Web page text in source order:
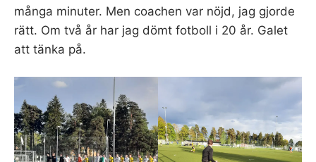
många minuter. Men coachen var nöjd, jag gjorde
rätt. Om två år har jag dömt fotboll i 20 år. Galet
att tänka på.